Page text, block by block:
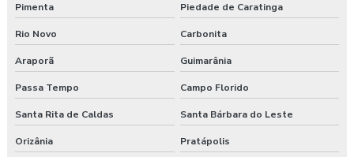
Pimenta Piedade de Caratinga
Rio Novo Carbonita
Araporã Guimarânia
Passa Tempo Campo Florido
Santa Rita de Caldas Santa Bárbara do Leste
Orizânia Pratápolis